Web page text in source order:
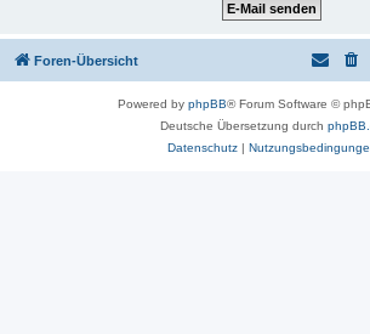
Foren-Übersicht
Powered by phpBB® Forum Software ©
Deutsche Übersetzung durch
Datenschutz|